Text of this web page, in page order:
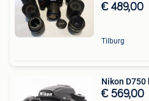
€ 489,00
Tilburg
Nikon D750
€ 569,00